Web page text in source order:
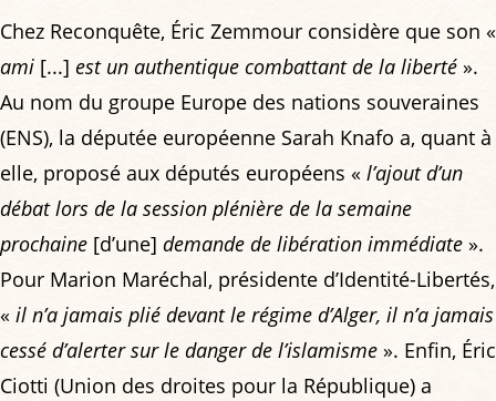
Chez Reconquête, Éric Zemmour considère que son «
ami [...] est un authentique combattant de la liberté ».
Au nom du groupe Europe des nations souveraines
(ENS), la députée européenne Sarah Knafo a, quant à
elle, proposé aux députés européens « l’ajout d’un
débat lors de la session plénière de la semaine
prochaine [d’une] demande de libération immédiate ».
Pour Marion Maréchal, présidente d’Identité-Libertés,
« il n’a jamais plié devant le régime d’Alger, il n’a jamais
cessé d’alerter sur le danger de l’islamisme ». Enfin, Éric
Ciotti (Union des droites pour la République) a